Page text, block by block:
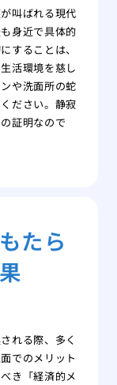
叫ばれる現代
身近で具体的
することは、
活環境を慈し
や洗面所の蛇
ださい。静寂
証明なので
たら
れる際、多く
でのメリット
き「経済的メ